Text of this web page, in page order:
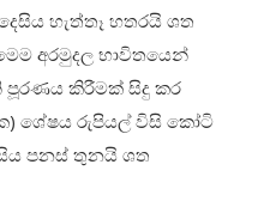
හැත්තෑ හතරයි ශත
අරමුදල භාවිතයෙන්
පූරණය කිරීමක් සිදු කර
ශේෂය රුපියල් විසි කෝටි
පනස් තුනයි ශත